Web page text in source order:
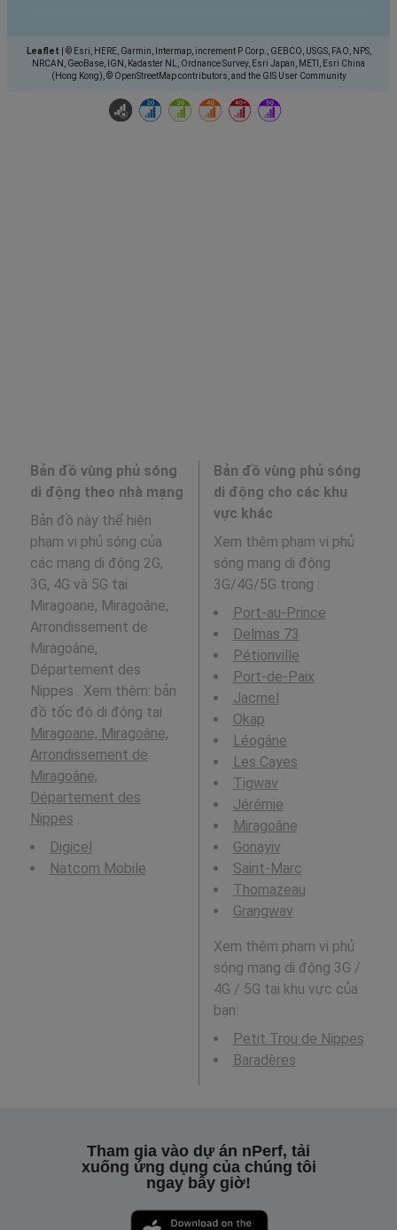
Leaflet
© Esri, HERE, Garmin, Intermap, increment P Corp., GEBCO, USGS, FAO, NPS,
NRCAN, GeoBase, IGN, Kadaster NL, Ordnance Survey, Esri Japan, METI, Esri China
(Hong Kong), © OpenStreetMap contributors, and the GIS User Community
Bản đồ vùng phủ sóng
di động theo nhà mạng
Bản đồ này thể hiện
phạm vi phủ sóng của
các mạng di động 2G,
3G, 4G và 5G tại
Miragoane, Miragoâne,
Arrondissement de
Miragoâne,
Département des
Nippes . Xem thêm: bản
đồ tốc độ di động tại
Miragoane, Miragoâne,
Arrondissement de
Miragoâne,
Département des
Nippes
Digicel
Natcom Mobile
Bản đồ vùng phủ sóng
di động cho các khu
vực khác
Xem thêm phạm vi phủ
sóng mạng di động
3G/4G/5G trong :
Port-au-Prince
Delmas 73
Pétionville
Port-de-Paix
Jacmel
Okap
Léogâne
Les Cayes
Tigwav
Jérémie
Miragoâne
Gonayiv
Saint-Marc
Thomazeau
Grangwav
Xem thêm phạm vi phủ
sóng mạng di động 3G /
4G / 5G tại khu vực của
bạn:
Petit Trou de Nippes
Baradères
Tham gia vào dự án nPerf, tải
xuống ứng dụng của chúng tôi
ngay bây giờ!